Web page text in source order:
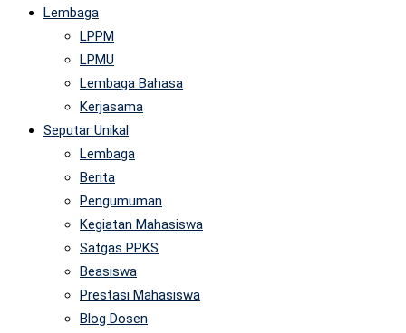
Lembaga
LPPM
LPMU
Lembaga Bahasa
Kerjasama
Seputar Unikal
Lembaga
Berita
Pengumuman
Kegiatan Mahasiswa
Satgas PPKS
Beasiswa
Prestasi Mahasiswa
Blog Dosen